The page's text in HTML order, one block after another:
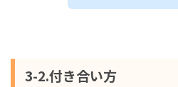
3-2.付き合い方